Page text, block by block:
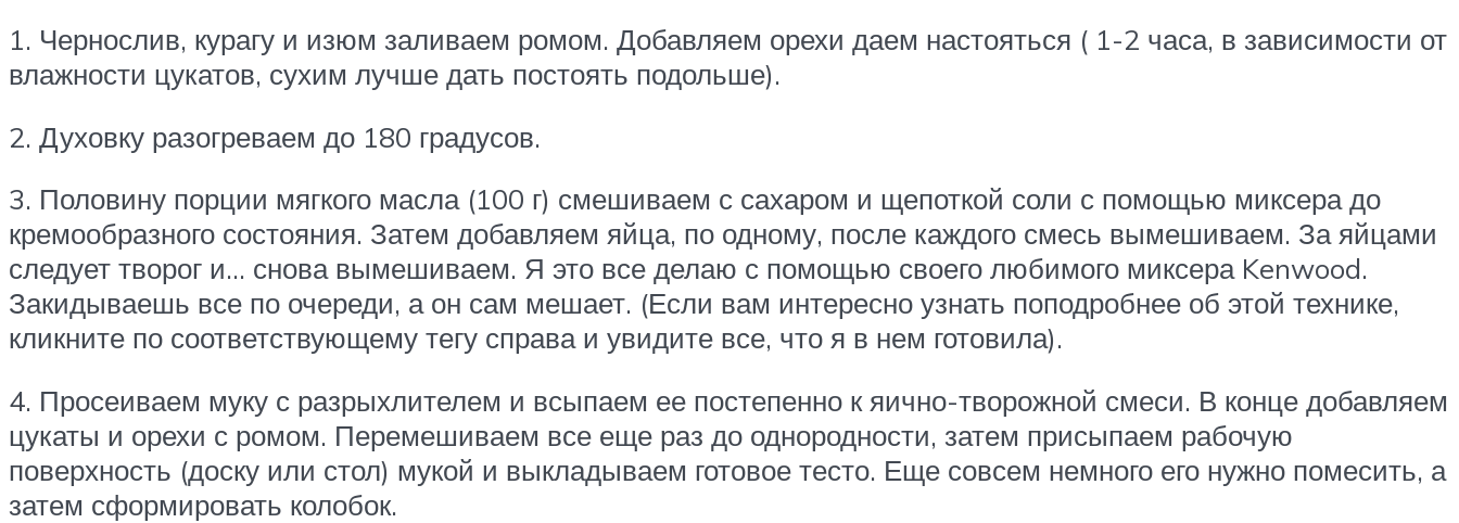
1. Чернослив, курагу и изюм заливаем ромом. Добавляем орехи даем настояться ( 1-2 часа, в зависимости от
влажности цукатов, сухим лучше дать постоять подольше).
2. Духовку разогреваем до 180 градусов.
3. Половину порции мягкого масла (100 г) смешиваем с сахаром и щепоткой соли с помощью миксера до
кремообразного состояния. Затем добавляем яйца, по одному, после каждого смесь вымешиваем. За яйцами
следует творог и… снова вымешиваем. Я это все делаю с помощью своего любимого миксера Kenwood.
Закидываешь все по очереди, а он сам мешает. (Если вам интересно узнать поподробнее об этой технике,
кликните по соответствующему тегу справа и увидите все, что я в нем готовила).
4. Просеиваем муку с разрыхлителем и всыпаем ее постепенно к яично-творожной смеси. В конце добавляем
цукаты и орехи с ромом. Перемешиваем все еще раз до однородности, затем присыпаем рабочую
поверхность (доску или стол) мукой и выкладываем готовое тесто. Еще совсем немного его нужно помесить, а
затем сформировать колобок.